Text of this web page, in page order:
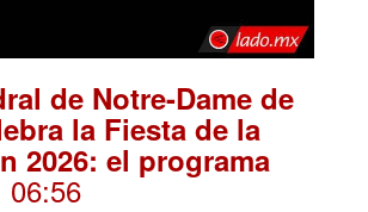
de Notre-Dame de
la Fiesta de la
2026: el programa
06:56